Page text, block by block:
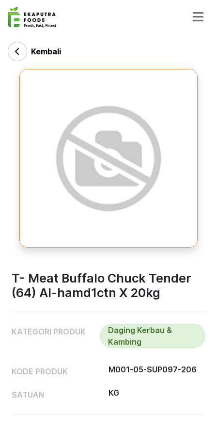
Kembali
T- Meat Buffalo Chuck Tender
(64) Al-hamd1ctn X 20kg
KATEGORI PRODUK
Daging Kerbau &
Kambing
KODE PRODUK M001-05-SUP097-206
SATUAN KG